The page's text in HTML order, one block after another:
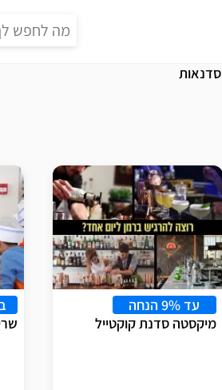
סדנאות
עד 9% הנחה
מיקסטה סדנת קוקטייל